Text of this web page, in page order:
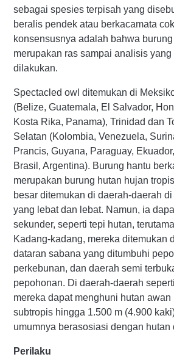
sebagai spesies terpisah yang
beralis pendek atau berkacamata
konsensusnya adalah bahwa
merupakan ras sampai analisis
dilakukan.
Spectacled owl ditemukan di
(Belize, Guatemala, El Salvador,
Kosta Rika, Panama), Trinidad dan
Selatan (Kolombia, Venezuela,
Prancis, Guyana, Paraguay,
Brasil, Argentina). Burung hantu
merupakan burung hutan hujan
besar ditemukan di daerah-daerah
yang lebat dan lebat. Namun, ia
sekunder, seperti tepi hutan,
Kadang-kadang, mereka ditemukan
dataran sabana yang ditumbuhi
perkebunan, dan daerah semi
pepohonan. Di daerah-daerah
mereka dapat menghuni hutan awan
subtropis hingga 1.500 m (4.900
umumnya berasosiasi dengan hutan
Perilaku